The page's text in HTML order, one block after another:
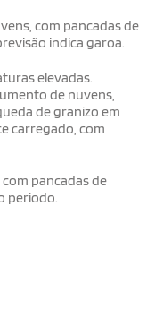
com pancadas de
indica garoa.
elevadas.
de nuvens,
de granizo em
carregado, com
pancadas de
período.